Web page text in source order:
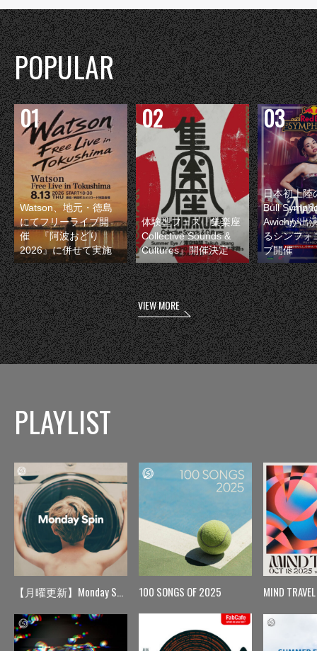
POPULAR
Watson、地元・徳島
にてフリーライブ開
催 『阿波おどり
2026』に併せて実施
体験型フェス『集楽座
Collective Sounds &
Cultures』開催決定
日本初上陸
Bull
Awichが出
るシンフォ
ブ開催
VIEW MORE
PLAYLIST
【月曜更新】Monday Spin 100 SONGS OF 2025 MIND TRAVEL